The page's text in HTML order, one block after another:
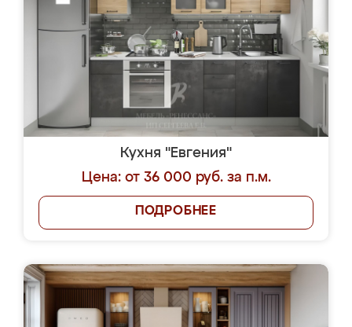
Кухня "Евгения"
Цена: от 36 000 руб. за п.м.
ПОДРОБНЕЕ